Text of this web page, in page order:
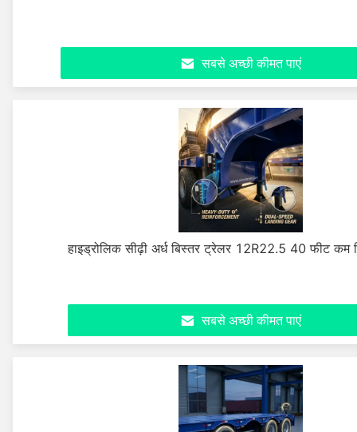
सबसे अच्छी कीमत पाएं
हाइड्रोलिक सीढ़ी अर्ध बिस्तर ट्रेलर 12R22.5 40 फीट कम
सबसे अच्छी कीमत पाएं